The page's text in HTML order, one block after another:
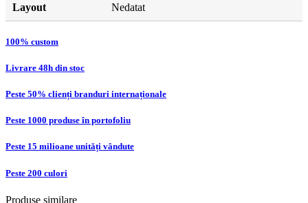
Layout Nedatat
100% custom
Livrare 48h din stoc
Peste 50% clienți branduri internaționale
Peste 1000 produse în portofoliu
Peste 15 milioane unități vândute
Peste 200 culori
Produse similare